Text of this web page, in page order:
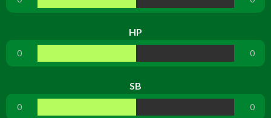
HP
0 0
SB
0 0